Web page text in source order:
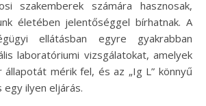
szakemberek számára hasznosak,
életében jelentőséggel bírhatnak. A
ellátásban egyre gyakrabban
laboratóriumi vizsgálatokat, amelyek
állapotát mérik fel, és az „Ig L” könnyű
egy ilyen eljárás.